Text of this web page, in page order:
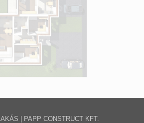
| PAPP CONSTRUCT KFT.